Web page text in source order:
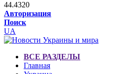
44.4320
Авторизация
Поиск
UA
ВСЕ РАЗДЕЛЫ
Главная